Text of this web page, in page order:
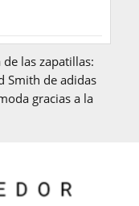
las zapatillas:
Smith de adidas
gracias a la